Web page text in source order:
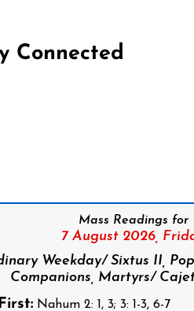
Connected
Mass Readings for
7 August 2026,
Weekday/ Sixtus II,
Companions, Martyrs/
First:Nahum 2: 1, 3; 3: 1-3, 6-7